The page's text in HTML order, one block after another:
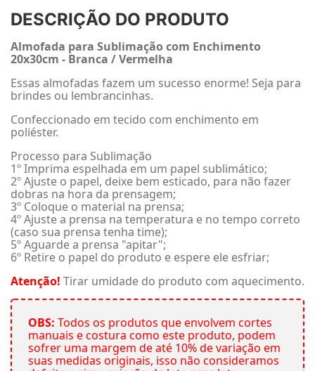
DESCRIÇÃO DO PRODUTO
Almofada para Sublimação com Enchimento
20x30cm - Branca / Vermelha
Essas almofadas fazem um sucesso enorme! Seja para
brindes ou lembrancinhas.
Confeccionado em tecido com enchimento em
poliéster.
Processo para Sublimação
1º Imprima espelhada em um papel sublimático;
2º Ajuste o papel, deixe bem esticado, para não fazer
dobras na hora da prensagem;
3º Coloque o material na prensa;
4º Ajuste a prensa na temperatura e no tempo correto
(caso sua prensa tenha time);
5º Aguarde a prensa "apitar";
6º Retire o papel do produto e espere ele esfriar;
Atenção! Tirar umidade do produto com aquecimento.
OBS: Todos os produtos que envolvem cortes
manuais e costura como este produto, podem
sofrer uma margem de até 10% de variação em
suas medidas originais, isso não consideramos